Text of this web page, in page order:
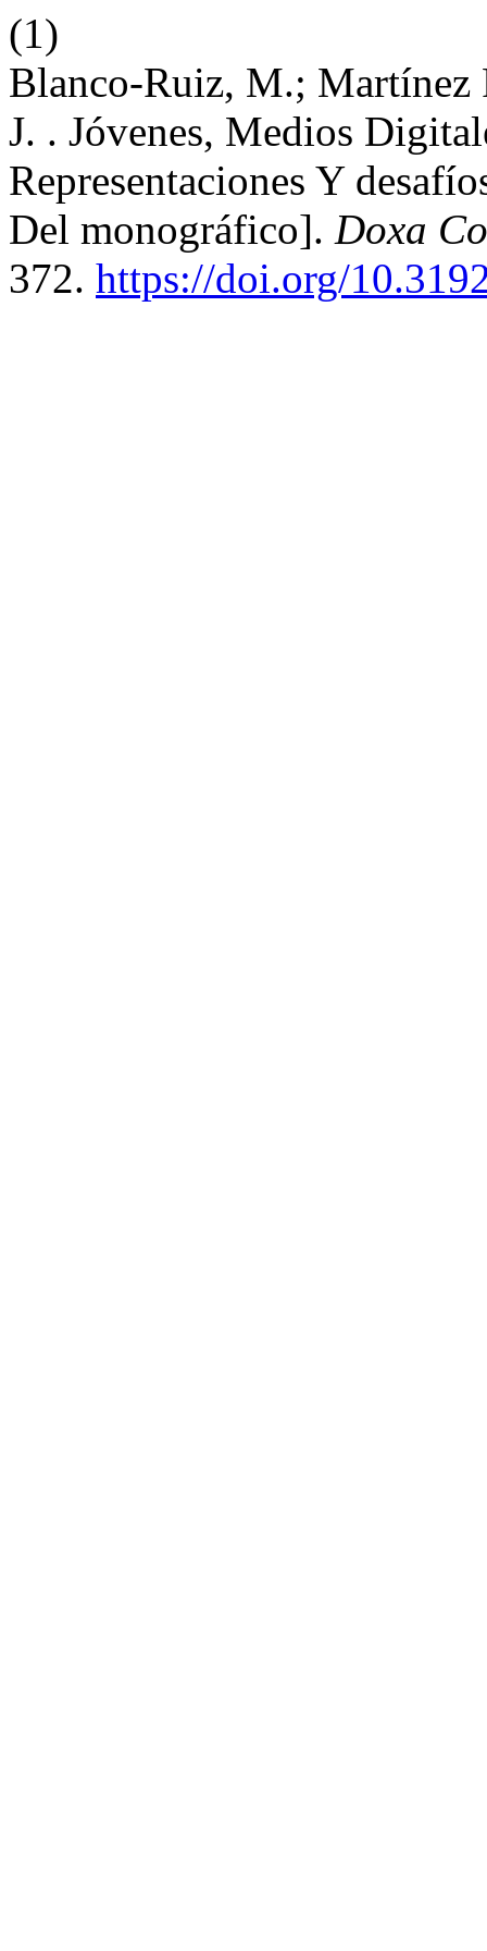
(1)
Blanco-Ruiz, M.; Martínez
J. . Jóvenes, Medios
Representaciones Y
Del monográfico]. Doxa
372. https://doi.org/